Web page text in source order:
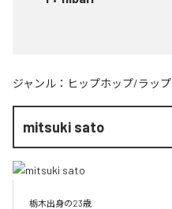
ジャンル： ヒップホップ/ラップ
mitsuki sato
栃木出身の23歳